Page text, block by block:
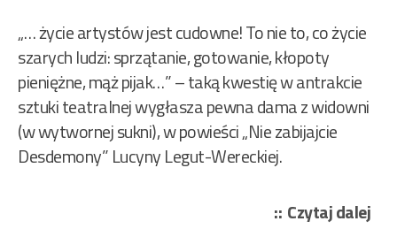
„… życie artystów jest cudowne! To nie to, co życie
szarych ludzi: sprzątanie, gotowanie, kłopoty
pieniężne, mąż pijak…” – taką kwestię w antrakcie
sztuki teatralnej wygłasza pewna dama z widowni
(w wytwornej sukni), w powieści „Nie zabijajcie
Desdemony” Lucyny Legut-Wereckiej.
Czytaj dalej